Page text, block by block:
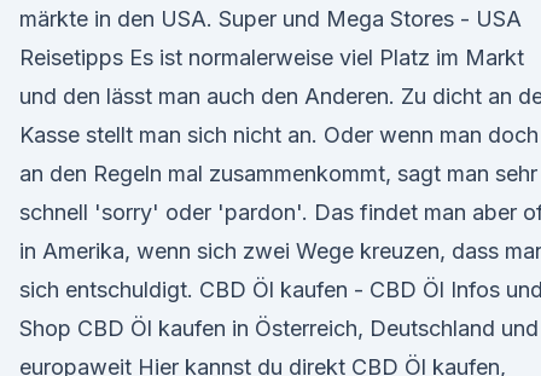
märkte in den USA. Super und Mega Stores - USA
Reisetipps Es ist normalerweise viel Platz im Markt
und den lässt man auch den Anderen. Zu dicht an
Kasse stellt man sich nicht an. Oder wenn man doch
an den Regeln mal zusammenkommt, sagt man sehr
schnell 'sorry' oder 'pardon'. Das findet man aber
in Amerika, wenn sich zwei Wege kreuzen, dass
sich entschuldigt. CBD Öl kaufen - CBD Öl Infos und
Shop CBD Öl kaufen in Österreich, Deutschland und
europaweit Hier kannst du direkt CBD Öl kaufen,